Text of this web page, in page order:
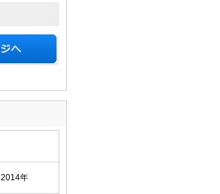
2014年